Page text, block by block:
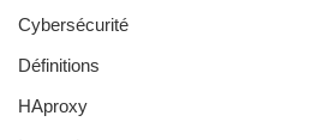
Cybersécurité
Définitions
HAproxy